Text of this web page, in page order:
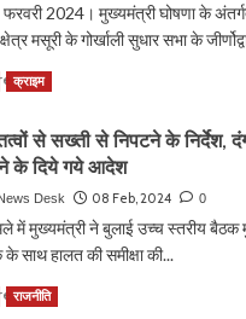
धड़ल्ले
से
जा
ओवर
रेट
शराब
फरवरी 2024। मुख्यमंत्री घोषणा के
मसूरी के गोर्खाली सुधार सभा के
Read
गोर्खाली
सुधार
जीर्णोद्वार
के
लिए
रु
क्राइम
से सख्ती से निपटने के निर्देश,
के दिये गये आदेश
Desk 08 Feb, 2024 0
में मुख्यमंत्री ने बुलाई उच्च स्तरीय
साथ हालत की समीक्षा की...
Read
राजनीति